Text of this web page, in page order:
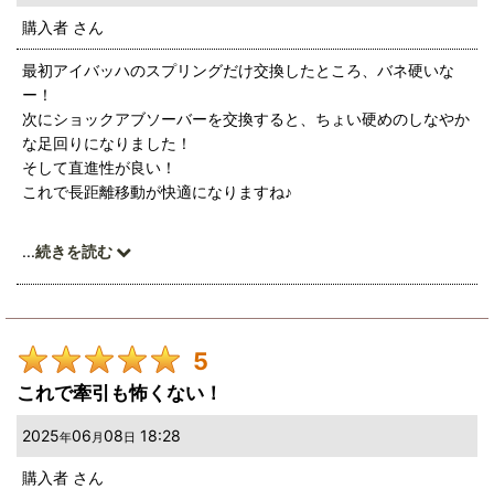
購入者 さん
最初アイバッハのスプリングだけ交換したところ、バネ硬いな
ー！
次にショックアブソーバーを交換すると、ちょい硬めのしなやか
な足回りになりました！
そして直進性が良い！
これで長距離移動が快適になりますね♪
どんぶらこ〜ドンブラコの船から、
イイ感じのロードカーになりました〜
...続きを読む
5
これで牽引も怖くない！
2025年06 月 08 日 18:28
購入者 さん